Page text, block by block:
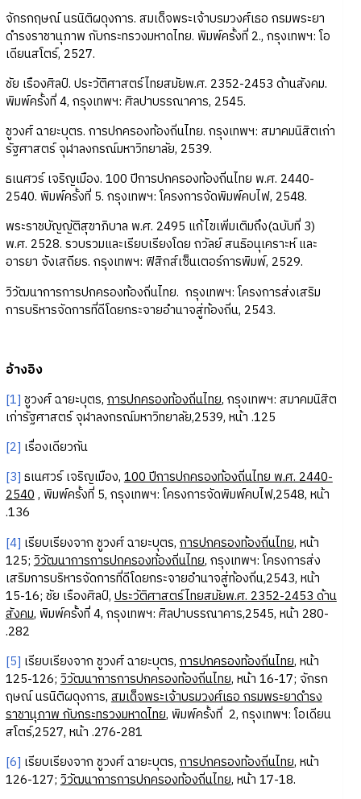
จักรกฤษณ์ นรนิติผดุงการ. สมเด็จพระเจ้าบรมวงศ์เธอ กรมพระยา
ดำรงราชานุภาพ กับกระทรวงมหาดไทย. พิมพ์ครั้งที่ 2., กรุงเทพฯ: โอ
เดียนสโตร์, 2527.
ชัย เรืองศิลป์. ประวัติศาสตร์ไทยสมัยพ.ศ. 2352-2453 ด้านสังคม.
พิมพ์ครั้งที่ 4, กรุงเทพฯ: ศิลปาบรรณาคาร, 2545.
ชูวงศ์ ฉายะบุตร. การปกครองท้องถิ่นไทย. กรุงเทพฯ: สมาคมนิสิตเก่า
รัฐศาสตร์ จุฬาลงกรณ์มหาวิทยาลัย, 2539.
ธเนศวร์ เจริญเมือง. 100 ปีการปกครองท้องถิ่นไทย พ.ศ. 2440-
2540. พิมพ์ครั้งที่ 5. กรุงเทพฯ: โครงการจัดพิมพ์คบไฟ, 2548.
พระราชบัญญัติสุขาภิบาล พ.ศ. 2495 แก้ไขเพิ่มเติมถึง(ฉบับที่ 3)
พ.ศ. 2528. รวบรวมและเรียบเรียงโดย ถวัลย์ สนธิอนุเคราะห์ และ
อารยา จังเสถียร. กรุงเทพฯ: ฟิสิกส์เซ็นเตอร์การพิมพ์, 2529.
วิวัฒนาการการปกครองท้องถิ่นไทย. กรุงเทพฯ: โครงการส่งเสริม
การบริหารจัดการที่ดีโดยกระจายอำนาจสู่ท้องถิ่น, 2543.
อ้างอิง
[1] ชูวงศ์ ฉายะบุตร,การปกครองท้องถิ่นไทย, กรุงเทพฯ: สมาคมนิสิต
เก่ารัฐศาสตร์ จุฬาลงกรณ์มหาวิทยาลัย,2539, หน้า 125.
[2] เรื่องเดียวกัน
[3] ธเนศวร์ เจริญเมือง,100 ปีการปกครองท้องถิ่นไทย พ.ศ. 2440-
2540, พิมพ์ครั้งที่ 5, กรุงเทพฯ: โครงการจัดพิมพ์คบไฟ,2548, หน้า
136.
[4] เรียบเรียงจาก ชูวงศ์ ฉายะบุตร,การปกครองท้องถิ่นไทย, หน้า
125;วิวัฒนาการการปกครองท้องถิ่นไทย, กรุงเทพฯ: โครงการส่ง
เสริมการบริหารจัดการที่ดีโดยกระจายอำนาจสู่ท้องถิ่น,2543, หน้า
15-16; ชัย เรืองศิลป์,ประวัติศาสตร์ไทยสมัยพ.ศ. 2352-2453 ด้าน
สังคม, พิมพ์ครั้งที่4, กรุงเทพฯ: ศิลปาบรรณาคาร,2545, หน้า 280-
282.
[5] เรียบเรียงจาก ชูวงศ์ ฉายะบุตร,การปกครองท้องถิ่นไทย, หน้า
125-126;วิวัฒนาการการปกครองท้องถิ่นไทย, หน้า 16-17; จักรก
ฤษณ์ นรนิติผดุงการ,สมเด็จพระเจ้าบรมวงศ์เธอ กรมพระยาดำรง
ราชานุภาพ กับกระทรวงมหาดไทย, พิมพ์ครั้งที่ 2, กรุงเทพฯ: โอเดียน
สโตร์,2527, หน้า 276-281.
[6] เรียบเรียงจาก ชูวงศ์ ฉายะบุตร,การปกครองท้องถิ่นไทย, หน้า
126-127;วิวัฒนาการการปกครองท้องถิ่นไทย, หน้า 17-18.